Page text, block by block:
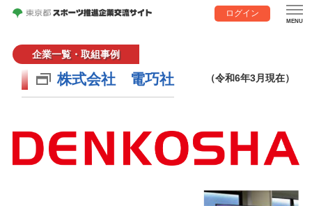
ログイン
企業一覧・取組事例
株式会社 電巧社 （令和6年3月現在）